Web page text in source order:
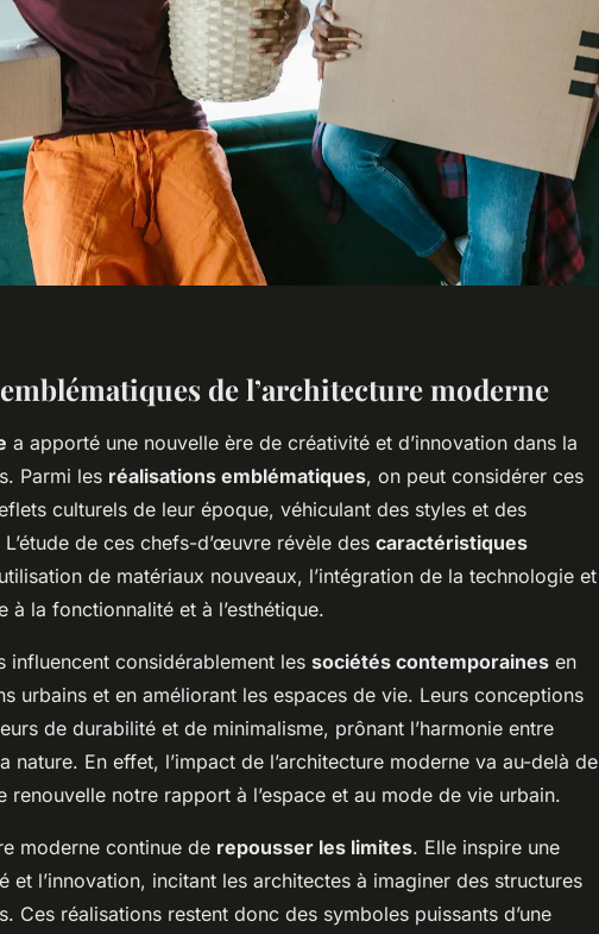
de l’architecture moderne
a apporté une nouvelle ère de créativité et d’innovation dans la
Parmi les réalisations emblématiques, on peut considérer ces
culturels de leur époque, véhiculant des styles et des
de ces chefs-d’œuvre révèle des caractéristiques
de matériaux nouveaux, l’intégration de la technologie et
à la fonctionnalité et à l’esthétique.
influencent considérablement les sociétés contemporaines en
urbains et en améliorant les espaces de vie. Leurs conceptions
de durabilité et de minimalisme, prônant l’harmonie entre
nature. En effet, l’impact de l’architecture moderne va au-delà de
renouvelle notre rapport à l’espace et au mode de vie urbain.
moderne continue de repousser les limites. Elle inspire une
et l’innovation, incitant les architectes à imaginer des structures
Ces réalisations restent donc des symboles puissants d’une